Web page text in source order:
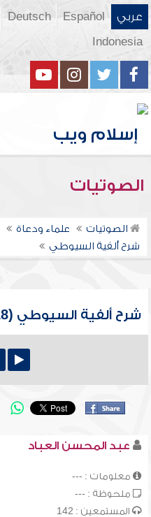
عربي Español
Deutsch
Indonesia
الصوتيات
الصوتيات علماء ودعاة
شرح ألفية السيوطي
شرح ألفية السيوطي (18)
عبد المحسن العباد
معلومات : ---
ملحوظة : ---
المستمعين : 142